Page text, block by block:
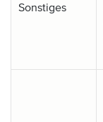
Sonstiges